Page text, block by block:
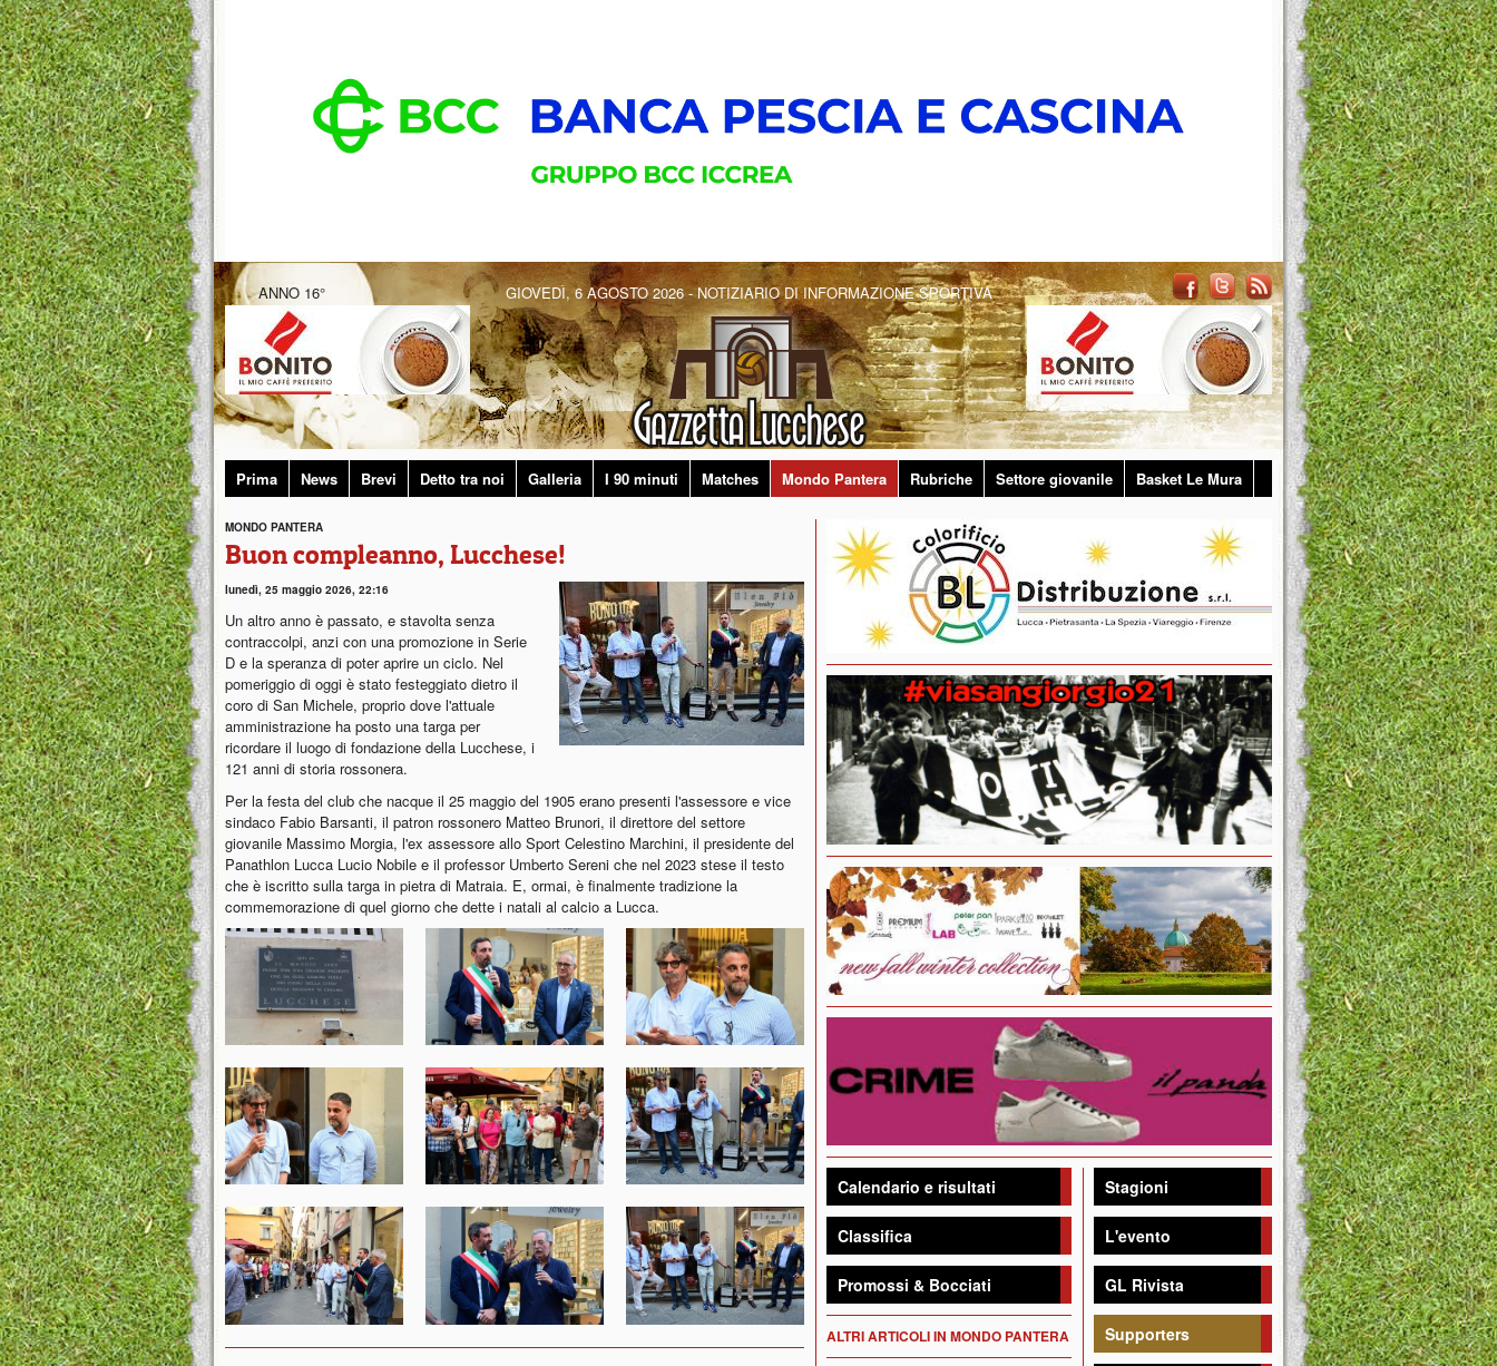
ANNO 16° GIOVEDÌ, 6 AGOSTO 2026 - NOTIZIARIO DI INFORMAZIONE SPORTIVA
Prima News Brevi Detto tra noi Galleria I 90 minuti Matches Mondo Pantera Rubriche Settore giovanile Basket Le Mura
MONDO PANTERA
Buon compleanno, Lucchese!
lunedì, 25 maggio 2026, 22:16
Un altro anno è passato, e stavolta senza
contraccolpi, anzi con una promozione in Serie
D e la speranza di poter aprire un ciclo. Nel
pomeriggio di oggi è stato festeggiato dietro il
coro di San Michele, proprio dove l'attuale
amministrazione ha posto una targa per
ricordare il luogo di fondazione della Lucchese, i
121 anni di storia rossonera.
Per la festa del club che nacque il 25 maggio del 1905 erano presenti l'assessore e vice
sindaco Fabio Barsanti, il patron rossonero Matteo Brunori, il direttore del settore
giovanile Massimo Morgia, l'ex assessore allo Sport Celestino Marchini, il presidente del
Panathlon Lucca Lucio Nobile e il professor Umberto Sereni che nel 2023 stese il testo
che è iscritto sulla targa in pietra di Matraia. E, ormai, è finalmente tradizione la
commemorazione di quel giorno che dette i natali al calcio a Lucca.
Calendario e risultati
Classifica
Promossi & Bocciati
ALTRI ARTICOLI IN MONDO PANTERA
Stagioni
L'evento
GL Rivista
Supporters